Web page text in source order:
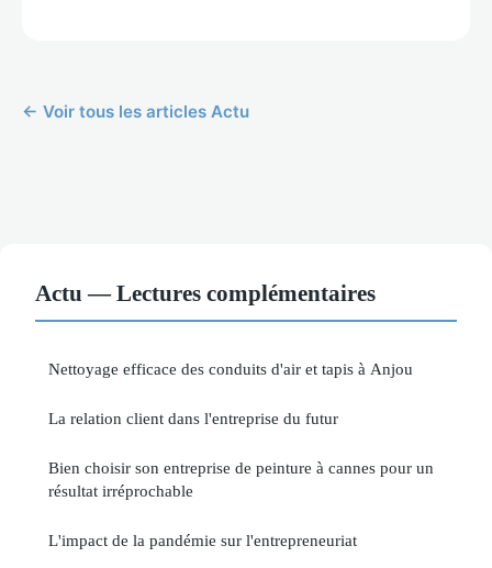
← Voir tous les articles Actu
Actu — Lectures complémentaires
Nettoyage efficace des conduits d'air et tapis à Anjou
La relation client dans l'entreprise du futur
Bien choisir son entreprise de peinture à cannes pour un
résultat irréprochable
L'impact de la pandémie sur l'entrepreneuriat